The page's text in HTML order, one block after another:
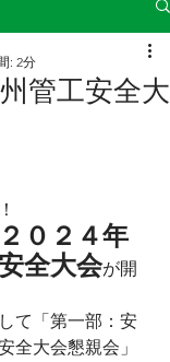
管工安全大
: 2分
価されています。
２０２４年
全大会が開
て「第一部：安
全大会懇親会」